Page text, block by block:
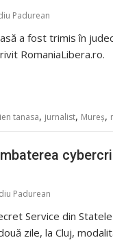
Padurean
a fost trimis în
RomaniaLibera.ro.
tanasa, jurnalist, Mureş,
Padurean
Service din
zile, la Cluj,